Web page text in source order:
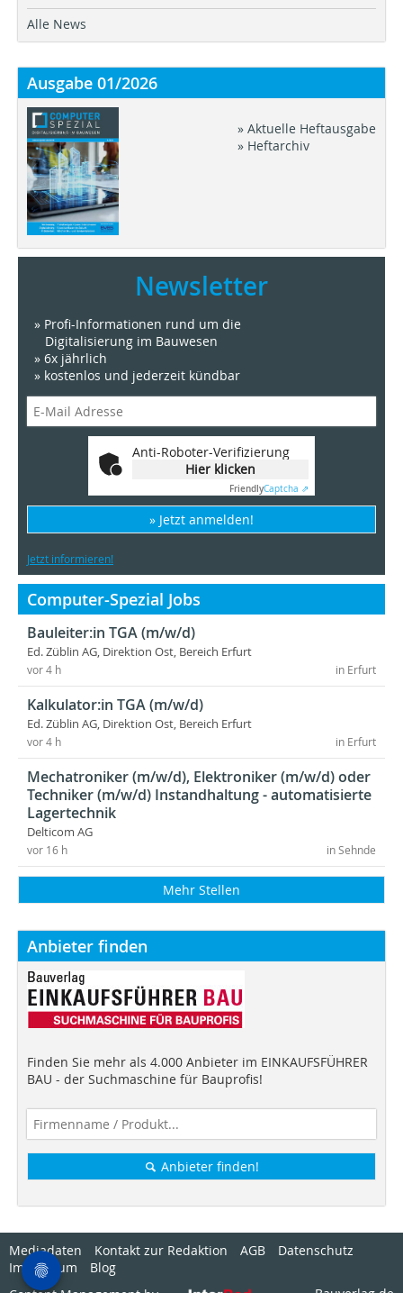
Alle News
Ausgabe 01/2026
» Aktuelle Heftausgabe
» Heftarchiv
Newsletter
» Profi-Informationen rund um die
Digitalisierung im Bauwesen
» 6x jährlich
» kostenlos und jederzeit kündbar
Anti-Roboter-Verifizierung
Hier klicken
FriendlyCaptcha ⇗
» Jetzt anmelden!
Jetzt informieren!
Computer-Spezial Jobs
Bauleiter:in TGA (m/w/d)
Ed. Züblin AG, Direktion Ost, Bereich Erfurt
in Erfurt
vor 4 h
Kalkulator:in TGA (m/w/d)
Ed. Züblin AG, Direktion Ost, Bereich Erfurt
in Erfurt
vor 4 h
Mechatroniker (m/w/d), Elektroniker (m/w/d) oder
Techniker (m/w/d) Instandhaltung - automatisierte
Lagertechnik
Delticom AG
in Sehnde
vor 16 h
Mehr Stellen
Anbieter finden
Finden Sie mehr als 4.000 Anbieter im EINKAUFSFÜHRER
BAU - der Suchmaschine für Bauprofis!
Anbieter finden!
Mediadaten Kontakt zur Redaktion AGB
Datenschutz
Impressum
Blog